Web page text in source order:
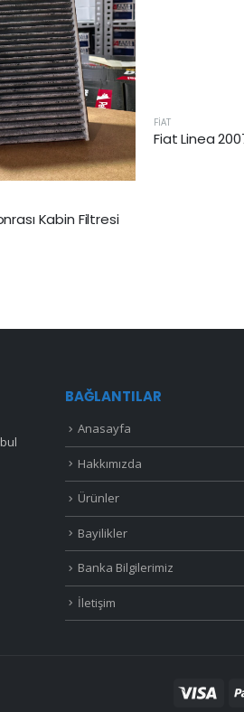
Kabin Filtresi
FİAT
BAĞLANTILAR
Anasayfa
Hakkımızda
Ürünler
Bayilikler
Banka Bilgilerimiz
İletişim